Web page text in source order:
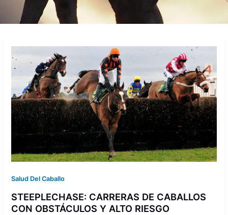
Salud Del Caballo
STEEPLECHASE: CARRERAS DE CABALLOS
CON OBSTÁCULOS Y ALTO RIESGO